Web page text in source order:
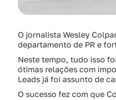
O jornalista Wesley
departamento de PR e
Neste tempo, tudo isso
ótimas relações com
Leads já foi assunto de
O sucesso fez com que